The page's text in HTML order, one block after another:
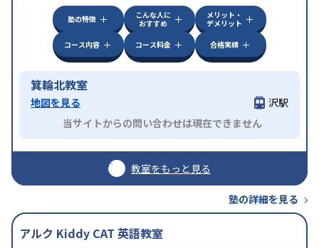
塾の特徴
こんな人に
おすすめ
メリット・
デメリット
コース内容
コース料金 合格実績
箕輪北教室
地図を見る
沢駅
当サイトからの問い合わせは現在できません
教室をもっと見る
塾の詳細を見る
アルク Kiddy CAT 英語教室